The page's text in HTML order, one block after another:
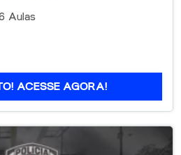
Aulas
ACESSE AGORA!